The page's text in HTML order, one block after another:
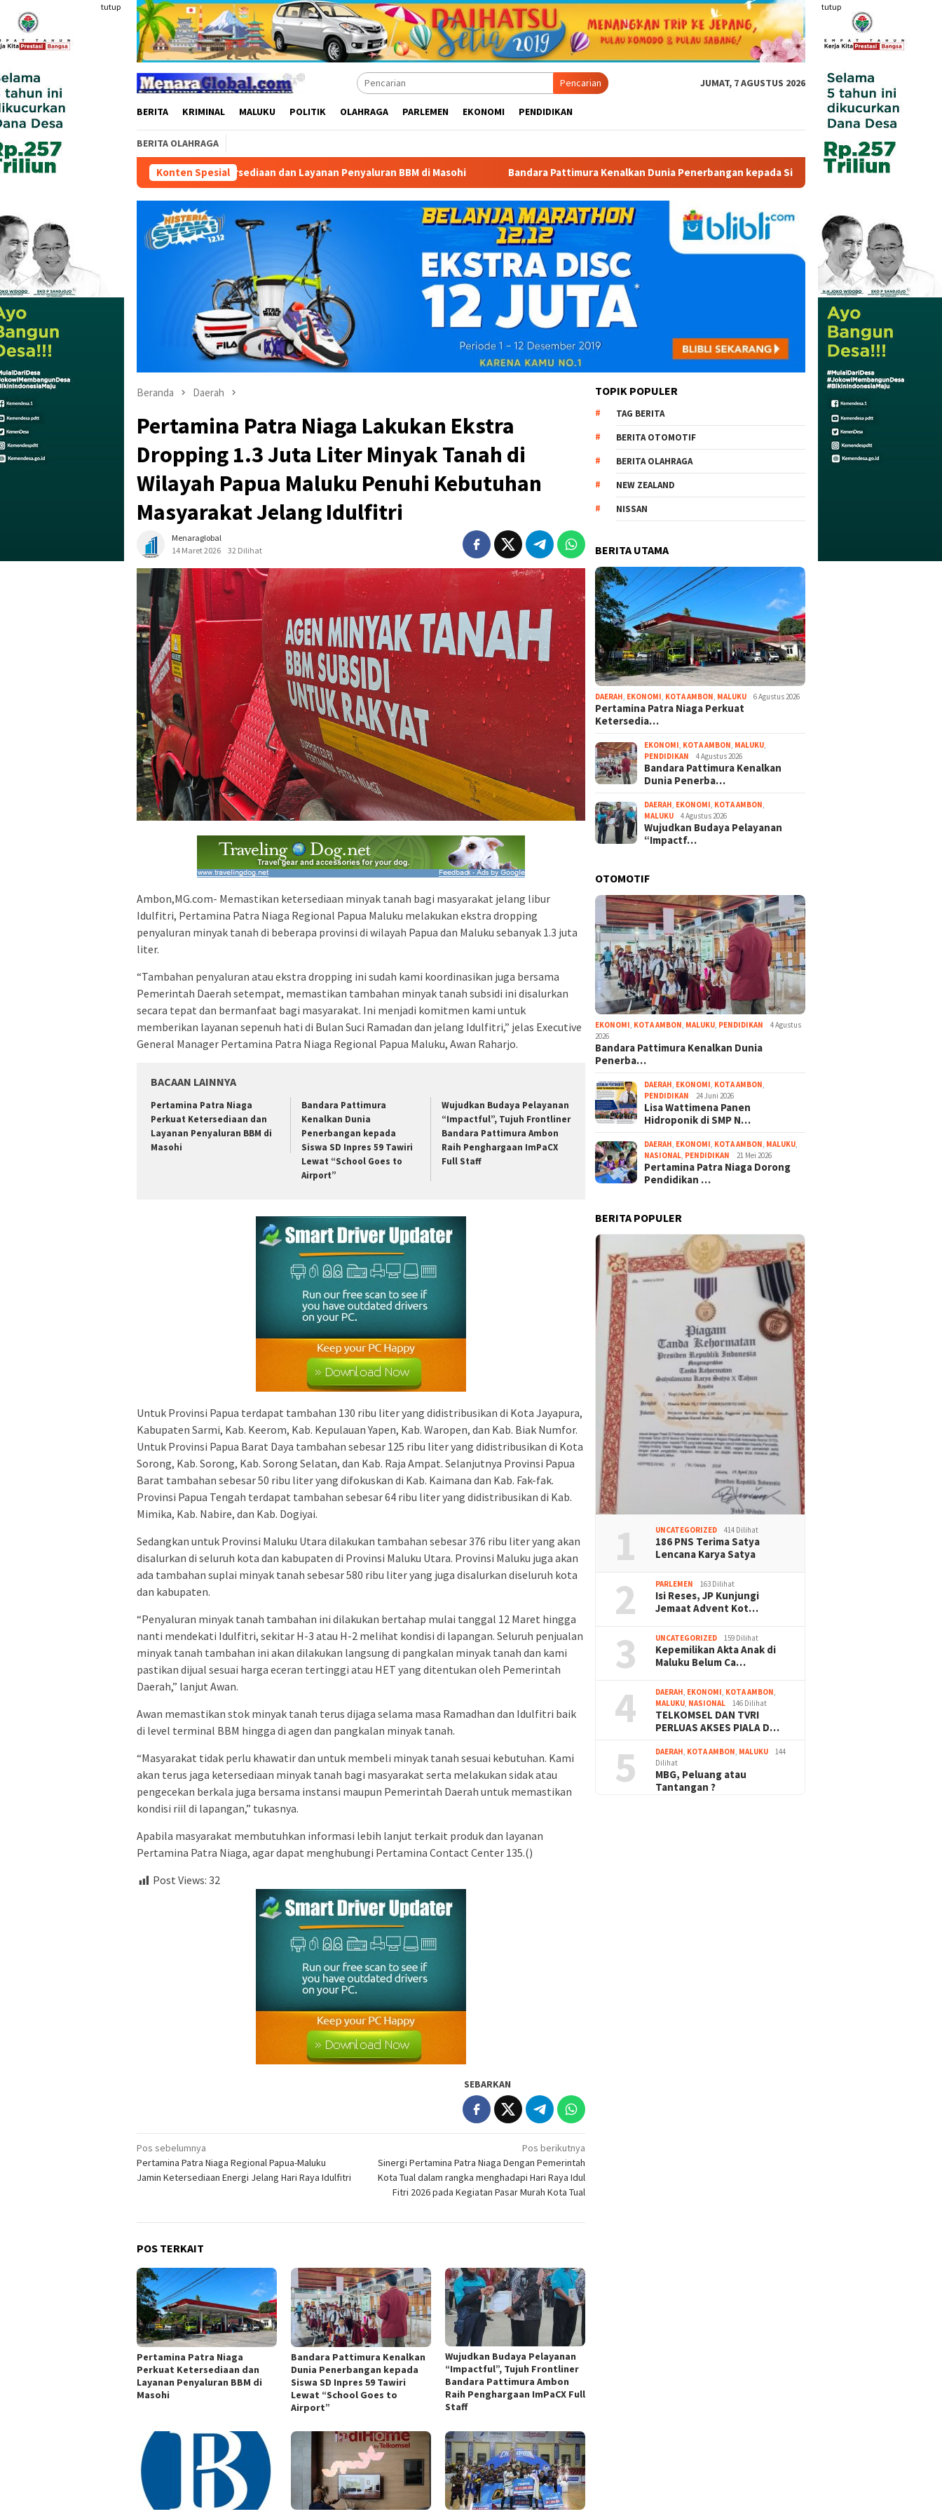
konten
tutup tutup
Pencarian JUMAT, 7 AGUSTUS 2026
BERITA KRIMINAL MALUKU POLITIK OLAHRAGA PARLEMEN EKONOMI PENDIDIKAN
BERITA OLAHRAGA
Konten Spesial
Niaga Perkuat Ketersediaan dan Layanan Penyaluran BBM di Masohi Bandara Pattimura Kenalkan Dunia Penerbangan kepada Siswa SD Inpres 59 Tawiri Lewat “School Goes to Airport”
Beranda Daerah
Pertamina Patra Niaga Lakukan Ekstra
Dropping 1.3 Juta Liter Minyak Tanah di
Wilayah Papua Maluku Penuhi Kebutuhan
Masyarakat Jelang Idulfitri
Menaraglobal
14 Maret 2026
32 Dilihat
Ambon,MG.com- Memastikan ketersediaan minyak tanah bagi masyarakat jelang libur
Idulfitri, Pertamina Patra Niaga Regional Papua Maluku melakukan ekstra dropping
penyaluran minyak tanah di beberapa provinsi di wilayah Papua dan Maluku sebanyak 1.3 juta
liter.
“Tambahan penyaluran atau ekstra dropping ini sudah kami koordinasikan juga bersama
Pemerintah Daerah setempat, memastikan tambahan minyak tanah subsidi ini disalurkan
secara tepat dan bermanfaat bagi masyarakat. Ini menjadi komitmen kami untuk
memberikan layanan sepenuh hati di Bulan Suci Ramadan dan jelang Idulfitri,” jelas Executive
General Manager Pertamina Patra Niaga Regional Papua Maluku, Awan Raharjo.
BACAAN LAINNYA
Pertamina Patra Niaga
Perkuat Ketersediaan dan
Layanan Penyaluran BBM di
Masohi
Bandara Pattimura
Kenalkan Dunia
Penerbangan kepada
Siswa SD Inpres 59 Tawiri
Lewat “School Goes to
Airport”
Wujudkan Budaya Pelayanan
“Impactful”, Tujuh Frontliner
Bandara Pattimura Ambon
Raih Penghargaan ImPaCX
Full Staff
Untuk Provinsi Papua terdapat tambahan 130 ribu liter yang didistribusikan di Kota Jayapura,
Kabupaten Sarmi, Kab. Keerom, Kab. Kepulauan Yapen, Kab. Waropen, dan Kab. Biak Numfor.
Untuk Provinsi Papua Barat Daya tambahan sebesar 125 ribu liter yang didistribusikan di Kota
Sorong, Kab. Sorong, Kab. Sorong Selatan, dan Kab. Raja Ampat. Selanjutnya Provinsi Papua
Barat tambahan sebesar 50 ribu liter yang difokuskan di Kab. Kaimana dan Kab. Fak-fak.
Provinsi Papua Tengah terdapat tambahan sebesar 64 ribu liter yang didistribusikan di Kab.
Mimika, Kab. Nabire, dan Kab. Dogiyai.
Sedangkan untuk Provinsi Maluku Utara dilakukan tambahan sebesar 376 ribu liter yang akan
disalurkan di seluruh kota dan kabupaten di Provinsi Maluku Utara. Provinsi Maluku juga akan
ada tambahan suplai minyak tanah sebesar 580 ribu liter yang juga disalurkan diseluruh kota
dan kabupaten.
“Penyaluran minyak tanah tambahan ini dilakukan bertahap mulai tanggal 12 Maret hingga
nanti mendekati Idulfitri, sekitar H-3 atau H-2 melihat kondisi di lapangan. Seluruh penjualan
minyak tanah tambahan ini akan dilakukan langsung di pangkalan minyak tanah dan kami
pastikan dijual sesuai harga eceran tertinggi atau HET yang ditentukan oleh Pemerintah
Daerah,” lanjut Awan.
Awan memastikan stok minyak tanah terus dijaga selama masa Ramadhan dan Idulfitri baik
di level terminal BBM hingga di agen dan pangkalan minyak tanah.
“Masyarakat tidak perlu khawatir dan untuk membeli minyak tanah sesuai kebutuhan. Kami
akan terus jaga ketersediaan minyak tanah bagi masyarakat serta melakukan sidak atau
pengecekan berkala juga bersama instansi maupun Pemerintah Daerah untuk memastikan
kondisi riil di lapangan,” tukasnya.
Apabila masyarakat membutuhkan informasi lebih lanjut terkait produk dan layanan
Pertamina Patra Niaga, agar dapat menghubungi Pertamina Contact Center 135.()
Post Views: 32
SEBARKAN
Navigasi
pos
Pos sebelumnya
Pertamina Patra Niaga Regional Papua-Maluku
Jamin Ketersediaan Energi Jelang Hari Raya Idulfitri
Pos berikutnya
Sinergi Pertamina Patra Niaga Dengan Pemerintah
Kota Tual dalam rangka menghadapi Hari Raya Idul
Fitri 2026 pada Kegiatan Pasar Murah Kota Tual
POS TERKAIT
Pertamina Patra Niaga
Perkuat Ketersediaan dan
Layanan Penyaluran BBM di
Masohi
Bandara Pattimura Kenalkan
Dunia Penerbangan kepada
Siswa SD Inpres 59 Tawiri
Lewat “School Goes to
Airport”
Wujudkan Budaya Pelayanan
“Impactful”, Tujuh Frontliner
Bandara Pattimura Ambon
Raih Penghargaan ImPaCX Full
Staff
TOPIK POPULER
TAG BERITA
BERITA OTOMOTIF
BERITA OLAHRAGA
NEW ZEALAND
NISSAN
BERITA UTAMA
DAERAH, EKONOMI, KOTA AMBON, MALUKU 6 Agustus 2026
Pertamina Patra Niaga Perkuat
Ketersedia…
EKONOMI, KOTA AMBON, MALUKU,
PENDIDIKAN
4 Agustus 2026
Bandara Pattimura Kenalkan
Dunia Penerba…
DAERAH, EKONOMI, KOTA AMBON,
MALUKU
4 Agustus 2026
Wujudkan Budaya Pelayanan
“Impactf…
OTOMOTIF
EKONOMI, KOTA AMBON, MALUKU, PENDIDIKAN
4 Agustus
2026
Bandara Pattimura Kenalkan Dunia
Penerba…
DAERAH, EKONOMI, KOTA AMBON,
PENDIDIKAN
24 Juni 2026
Lisa Wattimena Panen
Hidroponik di SMP N…
DAERAH, EKONOMI, KOTA AMBON, MALUKU,
NASIONAL, PENDIDIKAN 21 Mei 2026
Pertamina Patra Niaga Dorong
Pendidikan …
BERITA POPULER
1 UNCATEGORIZED 414 Dilihat
186 PNS Terima Satya
Lencana Karya Satya
2 PARLEMEN 163 Dilihat
Isi Reses, JP Kunjungi
Jemaat Advent Kot…
3 UNCATEGORIZED 159 Dilihat
Kepemilikan Akta Anak di
Maluku Belum Ca…
4 DAERAH, EKONOMI, KOTA AMBON,
MALUKU, NASIONAL 146 Dilihat
TELKOMSEL DAN TVRI
PERLUAS AKSES PIALA D…
5 DAERAH, KOTA AMBON, MALUKU
144
Dilihat
MBG, Peluang atau
Tantangan ?